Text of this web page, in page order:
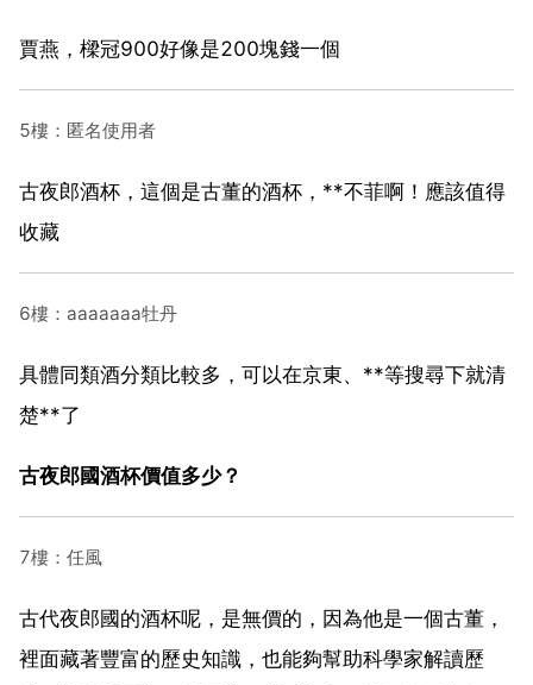
賈燕，樑冠900好像是200塊錢一個
5樓：匿名使用者
古夜郎酒杯，這個是古董的酒杯，**不菲啊！應該值得
收藏
6樓：aaaaaaa牡丹
具體同類酒分類比較多，可以在京東、**等搜尋下就清
楚**了
古夜郎國酒杯價值多少？
7樓：任風
古代夜郎國的酒杯呢，是無價的，因為他是一個古董，
裡面藏著豐富的歷史知識，也能夠幫助科學家解讀歷